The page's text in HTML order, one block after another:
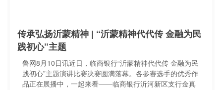
传承弘扬沂蒙精神 | “沂蒙精神代代传 金融为民
践初心”主题
鲁网8月10日讯近日，临商银行“沂蒙精神代代传 金融为民
践初心”主题演讲比赛决赛圆满落幕。各参赛选手的优秀作
品正在展播中，一起来看——临商银行沂河新区支行金真